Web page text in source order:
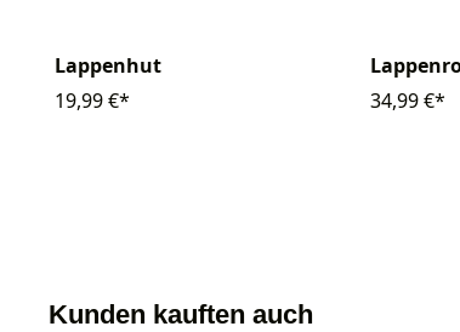
Lappenhut
19,99 €*
34,99 €*
Kunden kauften auch